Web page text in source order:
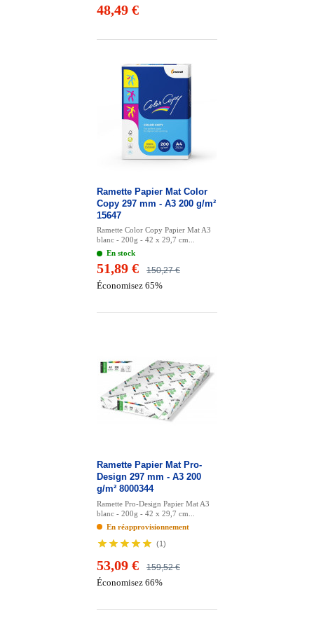
48,49 €
Ramette Papier Mat Color
Copy 297 mm - A3 200 g/m²
15647
Ramette Color Copy Papier Mat A3
blanc - 200g - 42 x 29,7 cm...
En stock
150,27 €
51,89 €
Économisez 65%
Ramette Papier Mat Pro-
Design 297 mm - A3 200
g/m² 8000344
Ramette Pro-Design Papier Mat A3
blanc - 200g - 42 x 29,7 cm...
En réapprovisionnement
(1)
159,52 €
53,09 €
Économisez 66%